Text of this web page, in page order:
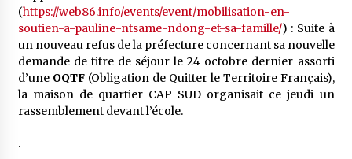
(https://web86.info/events/event/mobilisation-en-
soutien-a-pauline-ntsame-ndong-et-sa-famille/) : Suite à
un nouveau refus de la préfecture concernant sa nouvelle
demande de titre de séjour le 24 octobre dernier assorti
d’une OQTF(Obligation de Quitter le Territoire Français),
la maison de quartier CAP SUD organisait ce jeudi un
rassemblement devant l’école.
.